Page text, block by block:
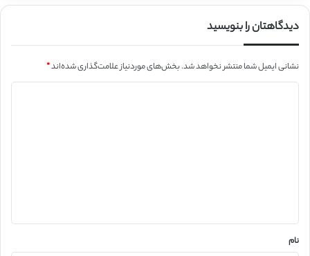
دیدگاهتان را بنویسید
نشانی ایمیل شما منتشر نخواهد شد.بخش‌های موردنیاز علامت‌گذاری شده‌اند*
نام